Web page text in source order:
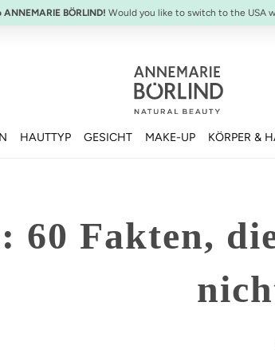
BÖRLIND! Would you like to switch to the USA
HAUTTYP GESICHT MAKE-UP KÖRPER &
60 Fakten,